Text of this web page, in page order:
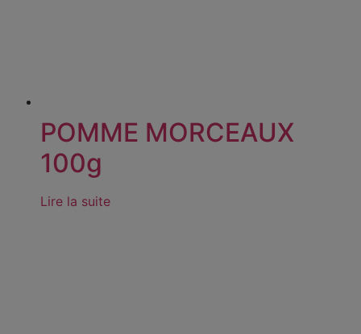
POMME MORCEAUX
100g
Lire la suite